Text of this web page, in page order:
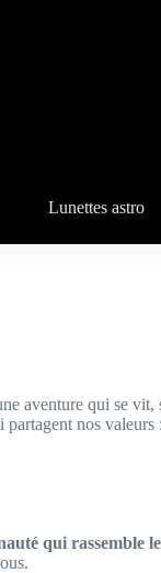
Lunettes astro
aventure qui se vit,
partagent nos valeurs :
qui rassemble